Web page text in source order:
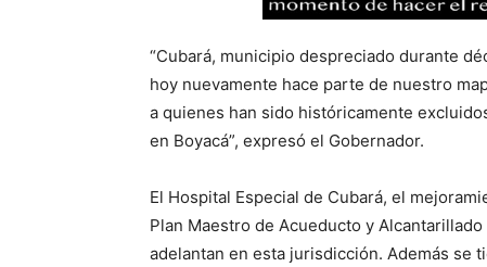
“Cubará, municipio despreciado durante
hoy nuevamente hace parte de nuestro
a quienes han sido históricamente
en Boyacá”, expresó el Gobernador.
El Hospital Especial de Cubará, el
Plan Maestro de Acueducto y
adelantan en esta jurisdicción. Además se